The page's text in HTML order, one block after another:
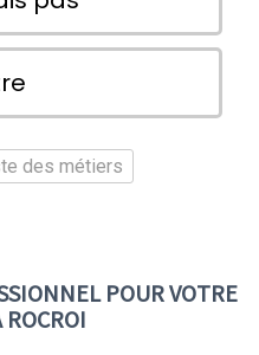
des métiers
POUR VOTRE